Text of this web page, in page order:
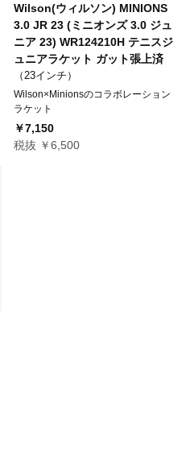
Wilson(ウィルソン) MINIONS
3.0 JR 23 (ミニオンズ 3.0 ジュ
ニア 23) WR124210H テニスジ
ュニアラケット ガット張上済
（23インチ）
Wilson×Minionsのコラボレーション
ラケット
￥7,150
税抜 ￥6,500